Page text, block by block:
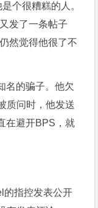
个很糟糕的人。
发了一条帖子
然觉得他很了不
名的骗子。他欠
质问时，他发送
在避开BPS，就
的指控发表公开